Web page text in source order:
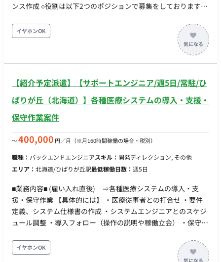
ンス作成 ○役割は以下2つのポジションで募集をしております。
せん） ②メンバー ■期待するミッション システム開発会社様
で下記プロジェクトのいずれかに参加頂きます。 ①金融業
（要件定義中） 体制：20名前後、COMPANYの機能ごとにチ
ら要件定義開始 体制：10数名、COMPANYの機能ごとにチー
ムあり ③大手企業 ・COMPANY導入済、運用保守要員が不足し
「Company」のシステム開発経験：直近1年以内で3か月以上
のCOMPANY経験 ※エントリーいただける場合は必ずCSRとCJK
それぞれ実質の経験期間がどれだけかご教示ください。 ※ご応
募頂く際には必須要件、歓迎要件のご経験についての詳細を記
載下さい。 （経歴書の項番、規模感、プロジェクト内容、ご自
細はご面談時にお話しいたします。 ■リモート稼働について フ
ルリモートでご稼働いただけます。 ■PCについて 貸与が必須条
件となります。
イヤホンOK
【紹介予定派遣】【サポートエンジニア/週5日/常駐/ひ
ばりが丘（北海道）】各種医療システムの導入・支援・
保守作業案件
〜400,000 円／月 （※月160時間稼働の場合・税別）
職種： バックエンドエンジニアスキル： 開発ディレクション, その他
エリア： 北海道/ひばりが丘駅最低稼働日数： 週5日
■業務内容■ (雇い入れ直後) ⇒各種医療システムの導入・支
援・保守作業 【具体的には】 ・医療従事者との打合せ ・要件
定義、システム仕様書の作成 ・システムエンジニアとのスケジ
ュール調整 ・導入フォロー（操作の説明や稼働立会） ・保守サ
み取った新サービスの企画 （入社後は社内で２週間研修を行
い、その後先輩に同行して現場にてOJTで業務を学んで頂きま
イヤホンOK